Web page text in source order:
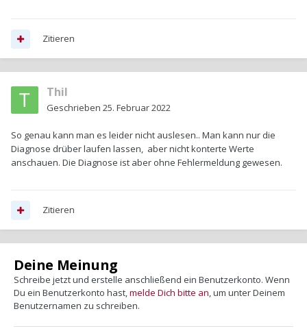
Zitieren
Thil
Geschrieben 25. Februar 2022
So genau kann man es leider nicht auslesen.. Man kann nur die
Diagnose drüber laufen lassen, aber nicht konterte Werte
anschauen. Die Diagnose ist aber ohne Fehlermeldung gewesen.
Zitieren
Deine Meinung
Schreibe jetzt und erstelle anschließend ein Benutzerkonto. Wenn
Du ein Benutzerkonto hast,melde Dich bitte an, um unter Deinem
Benutzernamen zu schreiben.